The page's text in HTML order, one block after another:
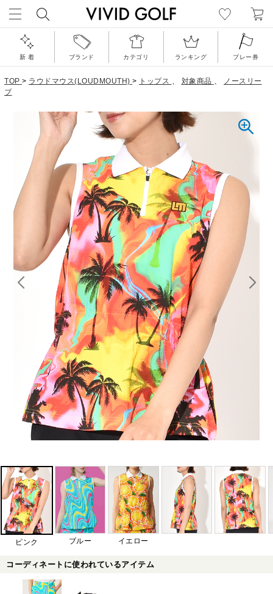
新 着 ブランド カテゴリ ランキング プレー券
TOP > ラウドマウス(LOUDMOUTH) > トップス 、 対象商品 、
ノースリー
ブ
ピンク ブルー イエロー
コーディネートに使われているアイテム